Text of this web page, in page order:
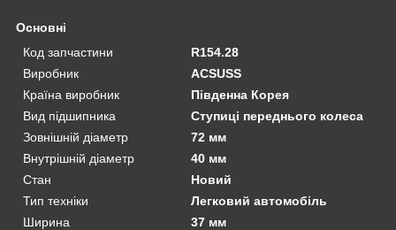
Основні
Код запчастини
R154.28
Виробник
ACSUSS
Країна виробник
Південна Корея
Вид підшипника
Ступиці переднього колеса
Зовнішній діаметр
72 мм
Внутрішній діаметр
40 мм
Стан
Новий
Тип техніки
Легковий автомобіль
Ширина
37 мм